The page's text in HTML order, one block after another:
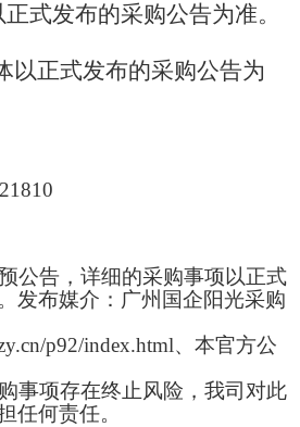
式发布的采购公告为准。
以正式发布的采购公告为
公告，详细的采购事项以正式
发布媒介：广州国企阳光采购
p92/index.html、本官方公
事项存在终止风险，我司对此
任何责任。